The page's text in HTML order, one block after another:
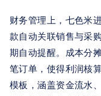
财务管理上，七色米
款自动关联销售与采
期自动提醒。成本分
笔订单，使得利润核
模板，涵盖资金流水